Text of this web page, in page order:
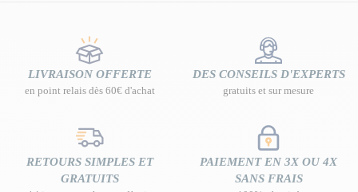
LIVRAISON OFFERTE
en point relais dès 60€ d'achat
DES CONSEILS D'EXPERTS
gratuits et sur mesure
RETOURS SIMPLES ET
GRATUITS
PAIEMENT EN 3X OU 4X
SANS FRAIS